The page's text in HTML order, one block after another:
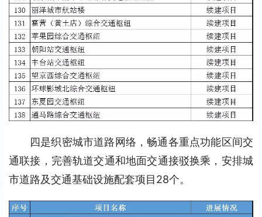
四是织密城市道路网络，畅通各重点功能区间交
通联接，完善轨道交通和地面交通接驳换乘，安排城
市道路及交通基础设施配套项目28个。